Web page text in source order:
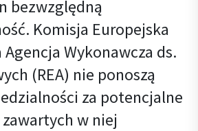
bezwzględną
Komisja Europejska
Wykonawcza ds.
(REA) nie ponoszą
za potencjalne
w niej